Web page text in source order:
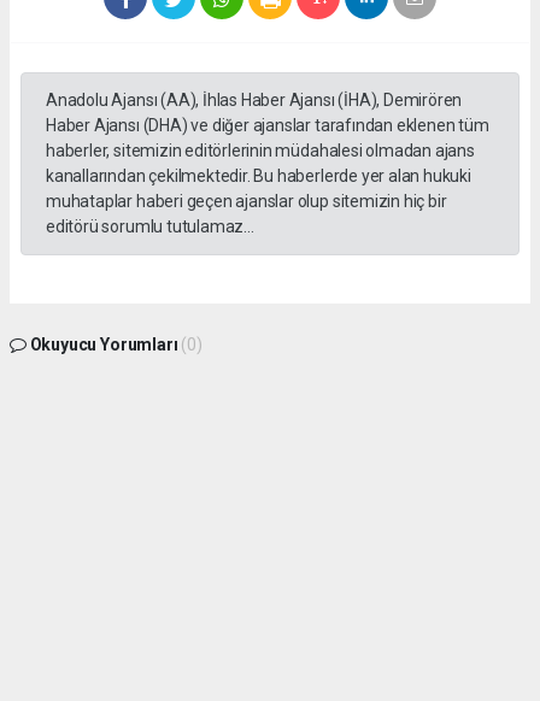
Anadolu Ajansı (AA), İhlas Haber Ajansı (İHA), Demirören
Haber Ajansı (DHA) ve diğer ajanslar tarafından eklenen tüm
haberler, sitemizin editörlerinin müdahalesi olmadan ajans
kanallarından çekilmektedir. Bu haberlerde yer alan hukuki
muhataplar haberi geçen ajanslar olup sitemizin hiç bir
editörü sorumlu tutulamaz...
Okuyucu Yorumları (0)